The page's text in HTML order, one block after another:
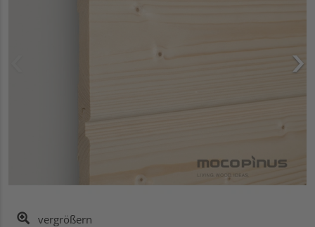
vergrößern